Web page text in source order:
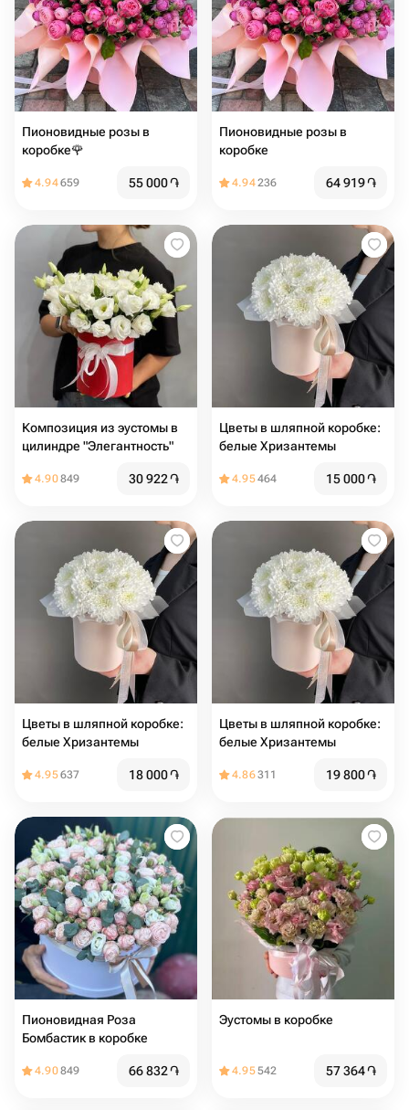
Пионовидные розы в
коробке🌹
4.94659 55 000֏
Пионовидные розы в
коробке
4.94236 64 919֏
Композиция из эустомы в
цилиндре "Элегантность"
4.90849 30 922֏
Цвeты в шляпной коробке:
белые Хризантемы
4.95464 15 000֏
Цвeты в шляпной коробке:
белые Хризантемы
4.95637 18 000֏
Цвeты в шляпной коробке:
белые Хризантемы
4.86311 19 800֏
Пионовидная Роза
Бомбастик в коробке
4.90849 66 832֏
Эустомы в коробке
4.95542 57 364֏